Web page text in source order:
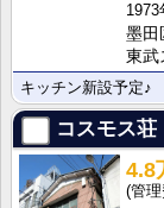
1973
墨田
東武
キッチン新設予定
コスモス荘
4.8